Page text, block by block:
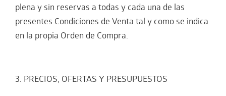
plena y sin reservas a todas y cada una de las
presentes Condiciones de Venta tal y como se indica
en la propia Orden de Compra.
3. PRECIOS, OFERTAS Y PRESUPUESTOS